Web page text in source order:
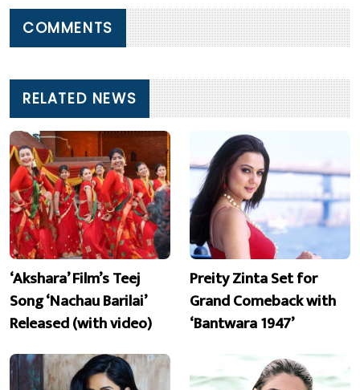
COMMENTS
RELATED NEWS
‘Akshara’ Film’s Teej
Song ‘Nachau Barilai’
Released (with video)
Preity Zinta Set for
Grand Comeback with
‘Bantwara 1947’